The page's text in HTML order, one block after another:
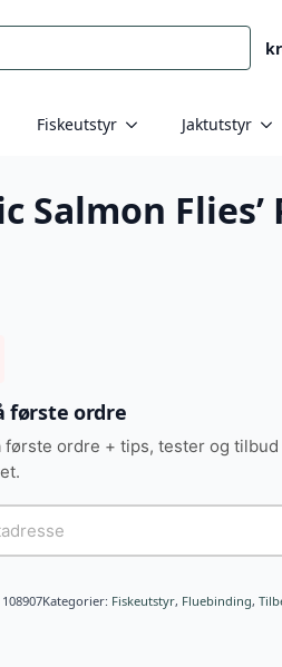
kr
Fiskeutstyr Jaktutstyr
Salmon
første ordre
første ordre + tips, tester og
108907Kategorier: Fiskeutstyr, Fluebinding,